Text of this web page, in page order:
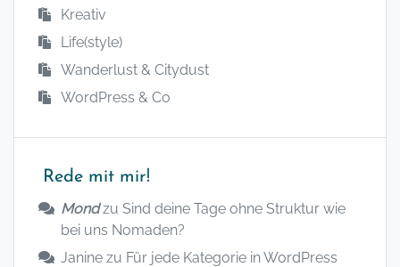
Kreativ
Life(style)
Wanderlust & Citydust
WordPress & Co
Rede mit mir!
Mondzu Sind deine Tage ohne Struktur wie
bei uns Nomaden?
Janine zu Für jede Kategorie in WordPress